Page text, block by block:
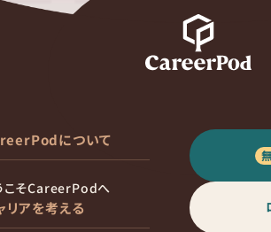
について
こそCareerPodへ
リアを考える